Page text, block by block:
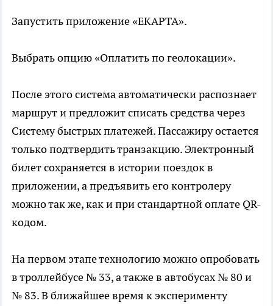
Запустить приложение «ЕКАРТА».
Выбрать опцию «Оплатить по геолокации».
После этого система автоматически распознает
маршрут и предложит списать средства через
Систему быстрых платежей. Пассажиру остается
только подтвердить транзакцию. Электронный
билет сохраняется в истории поездок в
приложении, а предъявить его контролеру
можно так же, как и при стандартной оплате QR-
кодом.
На первом этапе технологию можно опробовать
в троллейбусе № 33, а также в автобусах № 80 и
№ 83. В ближайшее время к эксперименту